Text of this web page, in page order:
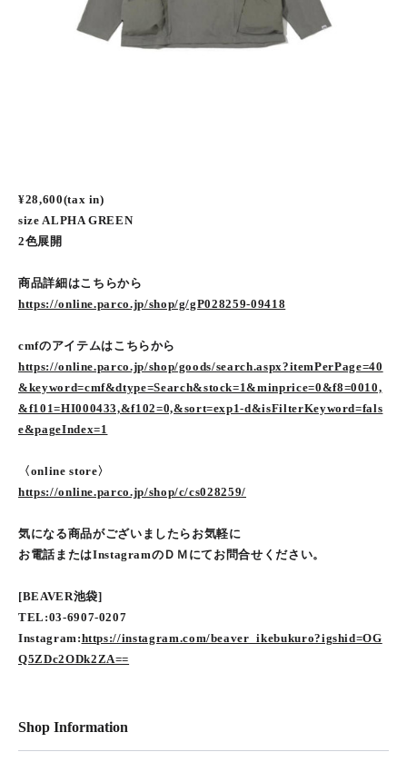
¥28,600(tax in)
size ALPHA GREEN
2色展開
商品詳細はこちらから
https://online.parco.jp/shop/g/gP028259-09418
cmfのアイテムはこちらから
https://online.parco.jp/shop/goods/search.aspx?itemPerPage=40
&keyword=cmf&dtype=Search&stock=1&minprice=0&f8=0010,
&f101=HI000433,&f102=0,&sort=exp1-d&isFilterKeyword=fals
e&pageIndex=1
〈online store〉
https://online.parco.jp/shop/c/cs028259/
気になる商品がございましたらお気軽に
お電話またはInstagramのＤＭにてお問合せください。
[BEAVER池袋]
TEL:03-6907-0207
Instagram:https://instagram.com/beaver_ikebukuro?igshid=OG
Q5ZDc2ODk2ZA==
Shop Information